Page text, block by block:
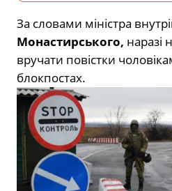
За словами міністра
Монастирського, наразі
вручати повістки
блокпостах.